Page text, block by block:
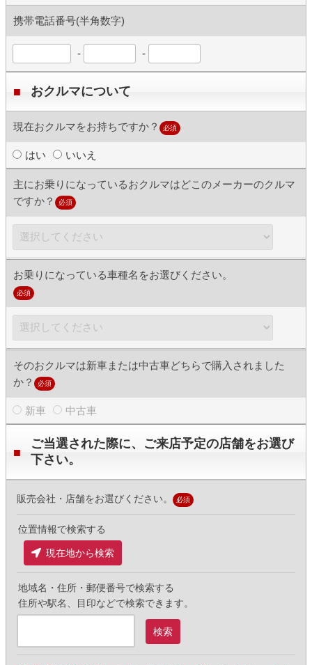
携帯電話番号(半角数字)
- -
おクルマについて
現在おクルマをお持ちですか？ 必須
はい いいえ
主にお乗りになっているおクルマはどこのメーカーのクルマ
ですか？
必須
お乗りになっている車種名をお選びください。
必須
そのおクルマは新車または中古車どちらで購入されました
か？
必須
新車 中古車
ご当選された際に、ご来店予定の店舗をお選び
下さい。
販売会社・店舗をお選びください。 必須
位置情報で検索する
現在地から検索
地域名・住所・郵便番号で検索する
住所や駅名、目印などで検索できます。
検索